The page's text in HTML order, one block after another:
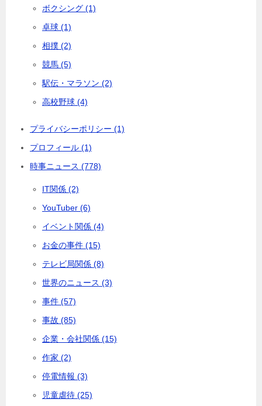
ボクシング (1)
卓球 (1)
相撲 (2)
競馬 (5)
駅伝・マラソン (2)
高校野球 (4)
プライバシーポリシー (1)
プロフィール (1)
時事ニュース (778)
IT関係 (2)
YouTuber (6)
イベント関係 (4)
お金の事件 (15)
テレビ局関係 (8)
世界のニュース (3)
事件 (57)
事故 (85)
企業・会社関係 (15)
作家 (2)
停電情報 (3)
児童虐待 (25)